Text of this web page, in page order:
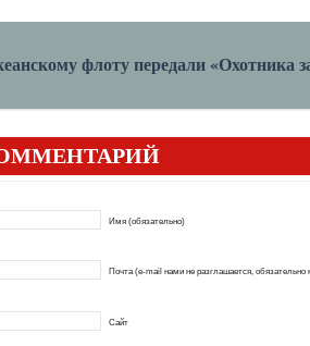
флоту передали «Охотника
Имя (обязательно)
Почта (e-mail нами не разглашается, обязательно
Сайт